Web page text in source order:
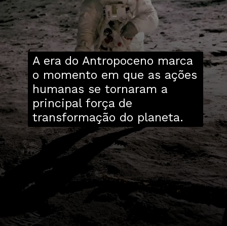
A era do Antropoceno marca
o momento em que as ações
humanas se tornaram a
principal força de
transformação do planeta.